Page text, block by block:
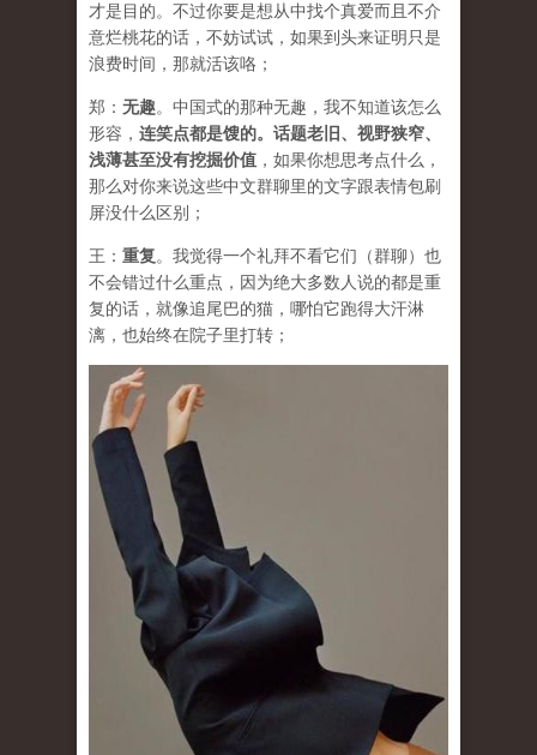
才是目的。不过你要是想从中找个真爱而且不介
意烂桃花的话，不妨试试，如果到头来证明只是
浪费时间，那就活该咯；
郑： 无趣。中国式的那种无趣，我不知道该怎么
形容， 连笑点都是馊的。话题老旧、视野狭窄、
浅薄甚至没有挖掘价值 ，如果你想思考点什么，
那么对你来说这些中文群聊里的文字跟表情包刷
屏没什么区别；
王： 重复。我觉得一个礼拜不看它们（群聊）也
不会错过什么重点，因为绝大多数人说的都是重
复的话，就像追尾巴的猫，哪怕它跑得大汗淋
漓，也始终在院子里打转；